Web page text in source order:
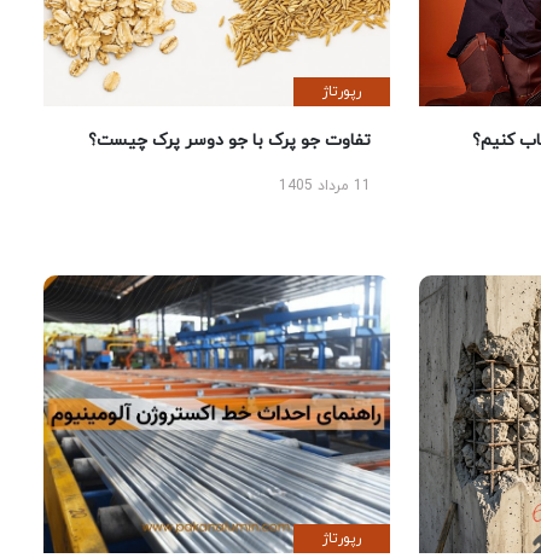
کنیم؟
رپورتاژ
تفاوت جو پرک با جو دوسر پرک چیست؟
رپورتاژ